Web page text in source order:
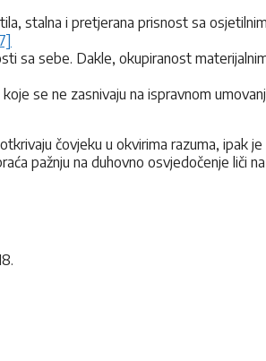
stalna i pretjerana prisnost sa
sa sebe. Dakle, okupiranost
se ne zasnivaju na ispravnom
čovjeku u okvirima razuma, ipak
pažnju na duhovno osvjedočenje liči